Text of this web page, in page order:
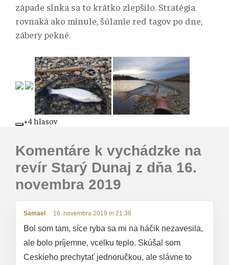
západe slnka sa to krátko zlepšilo. Stratégia
rovnaká ako minule, šúlanie red tagov po dne,
zábery pekné.
+4 hlasov
Komentáre k vychádzke na
revír Starý Dunaj z dňa 16.
novembra 2019
Samael 16. novembra 2019 in 21:38
Bol som tam, síce ryba sa mi na háčik nezavesila,
ale bolo príjemne, vcelku teplo. Skúšal som
Ceskieho prechytať jednoručkou, ale slávne to